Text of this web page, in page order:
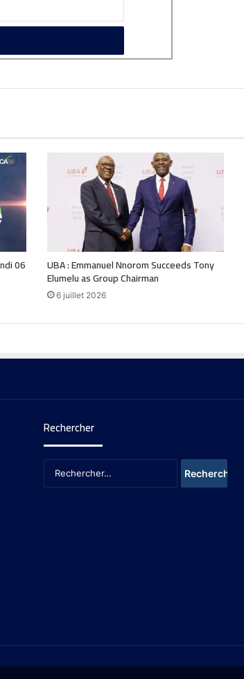
06 UBA : Emmanuel Nnorom Succeeds Tony
Elumelu as Group Chairman
6 juillet 2026
Rechercher